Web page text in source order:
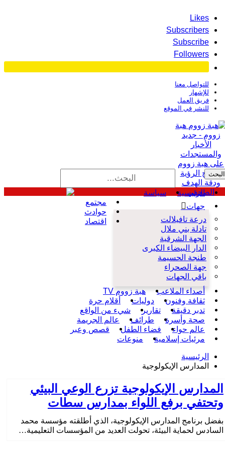
Likes
Subscribers
Subscribe
Followers
للتواصل معنا
للإشهار
فريق العمل
للنشر في الموقع
هبة
زووم - جديد
الأخبار
والمستجدات
على هبة زووم
وضوح الرؤية
ودقة الهدف
الصحفي
الرئيسية
سياسة
جهات
درعة تافيلالت
تادلة بني ملال
الجهة الشرقية
الدار البيضاء الكبرى
طنجة الحسيمة
جهة الصحراء
باقي الجهات
مجتمع
حوادث
اقتصاد
أصداء الملاعب
هبة زووم TV
ثقافة وفنون
دوليات
أقلام حرة
تدبر دقيقة
تقارير
شيء من الواقع
صحة وأسرة
طرائف
عالم الجريمة
عالم حواء
فضاء الطفل
قصص وعبر
مرئيات إسلامية
منوعات
الرئيسية
المدارس الإيكولوجية
المدارس الإيكولوجية تزرع الوعي البيئي
وتحتفي برفع اللواء بمدارس سطات
بفضل برنامج المدارس الإيكولوجية، الذي أطلقته مؤسسة محمد
السادس لحماية البيئة، تحولت العديد من المؤسسات التعليمية…